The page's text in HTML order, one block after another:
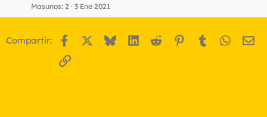
Masunos 2 3 Ene 2021
Compartir: Facebook BlueskyLinkedIn
Reddit Pinterest
Tumblr
Enlace